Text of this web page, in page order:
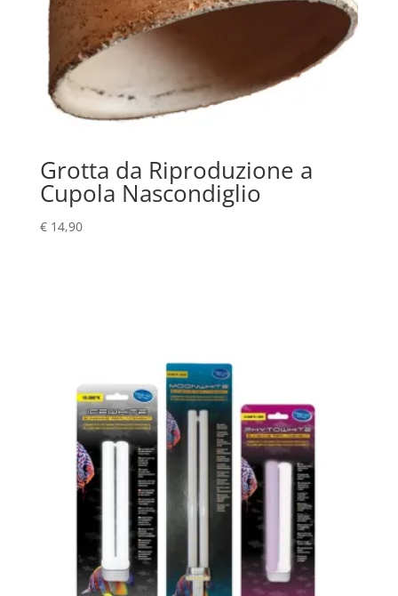
Grotta da Riproduzione a
Cupola Nascondiglio
€14,90